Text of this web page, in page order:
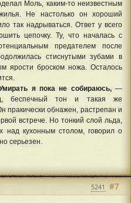
Моль, каким-то неизвестным
Не настолько он хороший
так надрываться. Ответ у всего
цепочку. Ту, что началась с
предателем после
стиснутыми зубами в
ярости броском ножа. Осталось
я пока не собираюсь,—
беспечный тон и такая же
пракически обнажен, растрепан и
встрече. Но тонкий слой льда,
над кухонным столом, говорил о
серьезен.
#7
5241